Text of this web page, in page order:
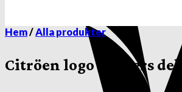
Hem/Alla produkter
Citröen logo stickers